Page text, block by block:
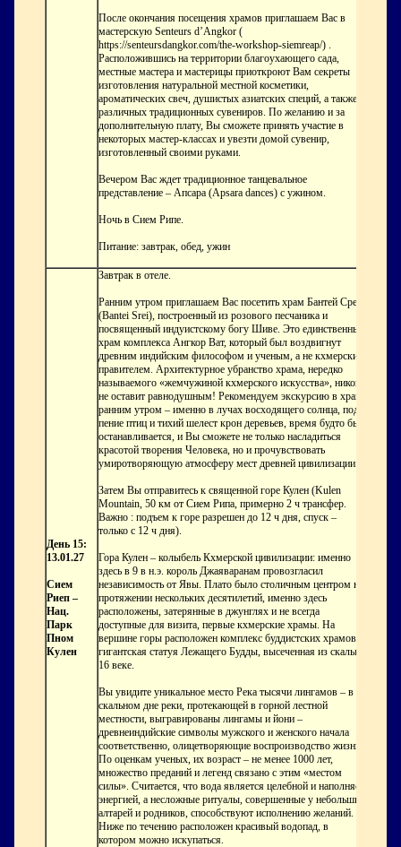
После окончания посещения храмов приглашаем Вас в
мастерскую Senteurs d’Angkor (
https://senteursdangkor.com/the-workshop-siemreap/) .
Расположившись на территории благоухающего сада,
местные мастера и мастерицы приоткроют Вам секреты
изготовления натуральной местной косметики,
ароматических свеч, душистых азиатских специй, а также
различных традиционных сувениров. По желанию и за
дополнительную плату, Вы сможете принять участие в
некоторых мастер-классах и увезти домой сувенир,
изготовленный своими руками.
Вечером Вас ждет традиционное танцевальное
представление – Апсара (Apsara dances) с ужином.
Ночь в Сием Рипе.
Питание: завтрак, обед, ужин
День 15:
13.01.27
Сием
Риеп –
Нац.
Парк
Пном
Кулен
Завтрак в отеле.
Ранним утром приглашаем Вас посетить храм Бантей Срей
(Bantei Srei), построенный из розового песчаника и
посвященный индуистскому богу Шиве. Это единственный
храм комплекса Ангкор Ват, который был воздвигнут
древним индийским философом и ученым, а не кхмерским
правителем. Архитектурное убранство храма, нередко
называемого «жемчужиной кхмерского искусства», никого
не оставит равнодушным! Рекомендуем экскурсию в храм
ранним утром – именно в лучах восходящего солнца, под
пение птиц и тихий шелест крон деревьев, время будто бы
останавливается, и Вы сможете не только насладиться
красотой творения Человека, но и прочувствовать
умиротворяющую атмосферу мест древней цивилизации.
Затем Вы отправитесь к священной горе Кулен (Kulen
Mountain, 50 км от Сием Рипа, примерно 2 ч трансфер.
Важно : подъем к горе разрешен до 12 ч дня, спуск –
только с 12 ч дня).
Гора Кулен – колыбель Кхмерской цивилизации: именно
здесь в 9 в н.э. король Джаяваранам провозгласил
независимость от Явы. Плато было столичным центром на
протяжении нескольких десятилетий, именно здесь
расположены, затерянные в джунглях и не всегда
доступные для визита, первые кхмерские храмы. На
вершине горы расположен комплекс буддистских храмов и
гигантская статуя Лежащего Будды, высеченная из скалы в
16 веке.
Вы увидите уникальное место Река тысячи лингамов – в
скальном дне реки, протекающей в горной лестной
местности, выгравированы лингамы и йони –
древнеиндийские символы мужского и женского начала
соответственно, олицетворяющие воспроизводство жизни.
По оценкам ученых, их возраст – не менее 1000 лет,
множество преданий и легенд связано с этим «местом
силы». Считается, что вода является целебной и наполняет
энергией, а несложные ритуалы, совершенные у небольших
алтарей и родников, способствуют исполнению желаний.
Ниже по течению расположен красивый водопад, в
котором можно искупаться.